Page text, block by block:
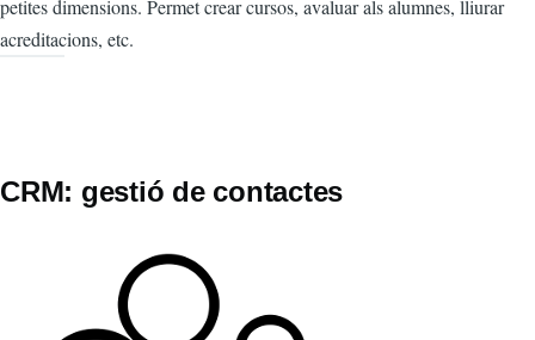
petites dimensions. Permet crear cursos, avaluar als alumnes, lliurar
acreditacions, etc.
CRM: gestió de contactes